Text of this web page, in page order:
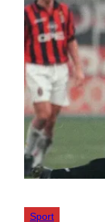
Sport